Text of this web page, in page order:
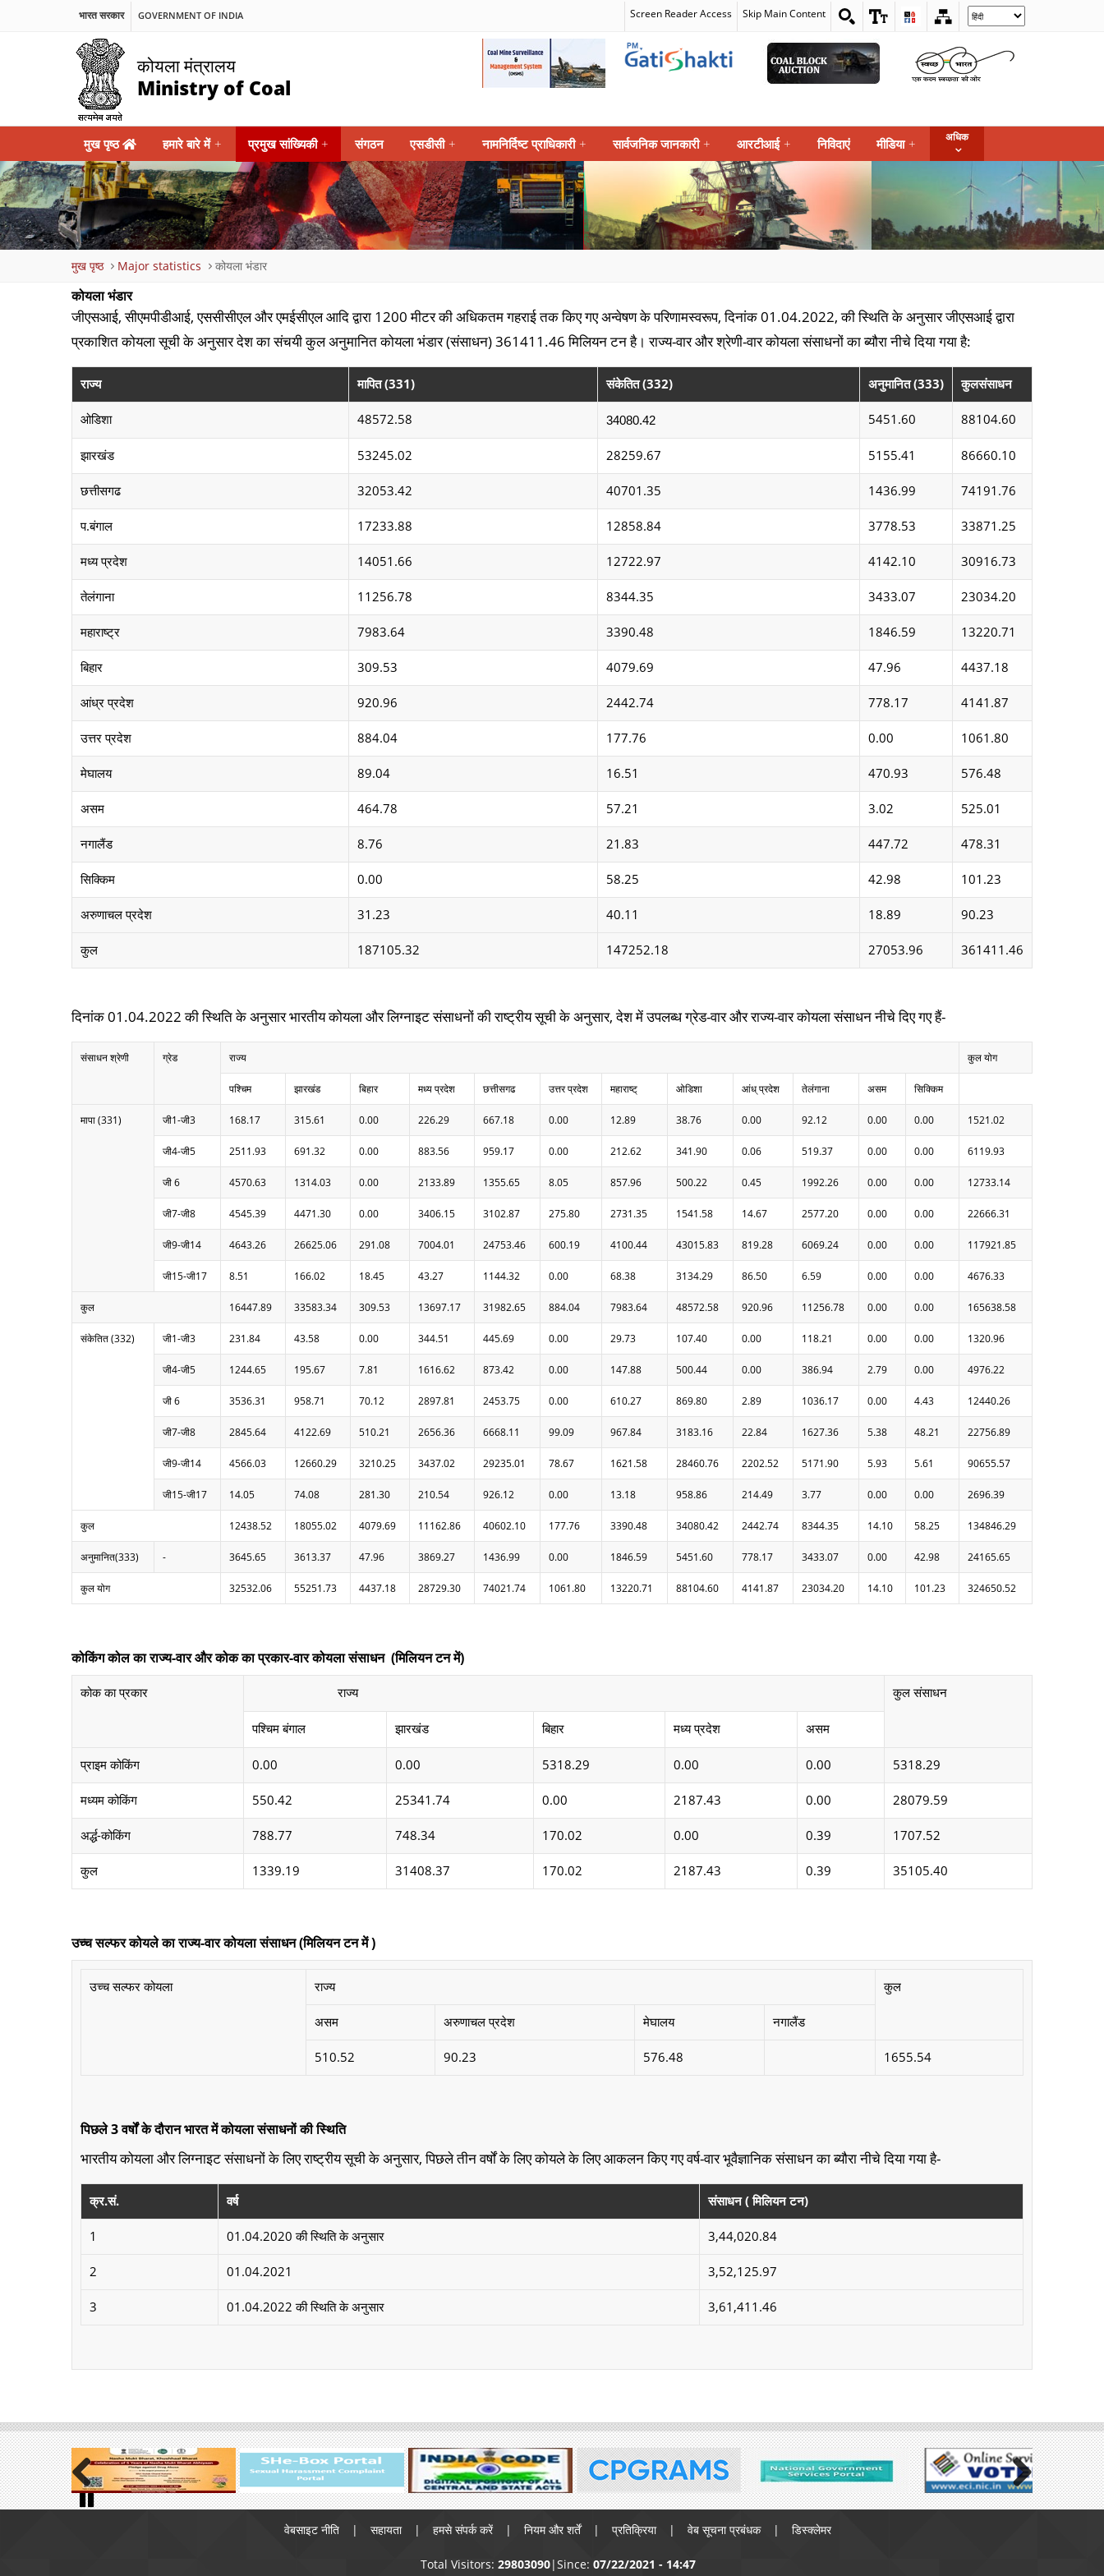
भारत सरकार GOVERNMENT OF INDIA Screen Reader Access Skip Main Content
Select
your
कोयला मंत्रालय
Ministry of Coal
navigation
मुख पृष्ठ हमारे बारे में + प्रमुख सांख्यिकी + संगठन एसडीसी + नामनिर्दिष्ट प्राधिकारी + सार्वजनिक जानकारी + आरटीआई + निविदाएं मीडिया + अधिक
मुख पृष्ठ Major statistics कोयला भंडार
कोयला भंडार
जीएसआई, सीएमपीडीआई, एससीसीएल और एमईसीएल आदि द्वारा 1200 मीटर की अधिकतम गहराई तक किए गए अन्वेषण के परिणामस्वरूप, दिनांक 01.04.2022, की स्थिति के अनुसार जीएसआई द्वारा
प्रकाशित कोयला सूची के अनुसार देश का संचयी कुल अनुमानित कोयला भंडार (संसाधन) 361411.46 मिलियन टन है। राज्य-वार और श्रेणी-वार कोयला संसाधनों का ब्यौरा नीचे दिया गया है:
राज्य मापित (331) संकेतित (332) अनुमानित (333) कुलसंसाधन
कुल 187105.32 147252.18 27053.96 361411.46
ओडिशा 48572.58 34080.42 5451.60 88104.60
झारखंड 53245.02 28259.67 5155.41 86660.10
छत्तीसगढ 32053.42 40701.35 1436.99 74191.76
प.बंगाल 17233.88 12858.84 3778.53 33871.25
मध्य प्रदेश 14051.66 12722.97 4142.10 30916.73
तेलंगाना 11256.78 8344.35 3433.07 23034.20
महाराष्ट्र 7983.64 3390.48 1846.59 13220.71
बिहार 309.53 4079.69 47.96 4437.18
आंध्र प्रदेश 920.96 2442.74 778.17 4141.87
उत्तर प्रदेश 884.04 177.76 0.00 1061.80
मेघालय 89.04 16.51 470.93 576.48
असम 464.78 57.21 3.02 525.01
नगालैंड 8.76 21.83 447.72 478.31
सिक्किम 0.00 58.25 42.98 101.23
अरुणाचल प्रदेश 31.23 40.11 18.89 90.23
दिनांक 01.04.2022 की स्थिति के अनुसार भारतीय कोयला और लिग्नाइट संसाधनों की राष्ट्रीय सूची के अनुसार, देश में उपलब्ध ग्रेड-वार और राज्य-वार कोयला संसाधन नीचे दिए गए हैं-
संसाधन श्रेणी ग्रेड राज्य कुल योग
पश्चिम झारखंड बिहार मध्य प्रदेश छत्तीसगढ उत्तर प्रदेश महाराष्ट् ओडिशा आंध् प्रदेश तेलंगाना असम सिक्किम
मापा (331) जी1-जी3 168.17 315.61 0.00 226.29 667.18 0.00 12.89 38.76 0.00 92.12 0.00 0.00 1521.02
जी4-जी5 2511.93 691.32 0.00 883.56 959.17 0.00 212.62 341.90 0.06 519.37 0.00 0.00 6119.93
जी 6 4570.63 1314.03 0.00 2133.89 1355.65 8.05 857.96 500.22 0.45 1992.26 0.00 0.00 12733.14
जी7-जी8 4545.39 4471.30 0.00 3406.15 3102.87 275.80 2731.35 1541.58 14.67 2577.20 0.00 0.00 22666.31
जी9-जी14 4643.26 26625.06 291.08 7004.01 24753.46 600.19 4100.44 43015.83 819.28 6069.24 0.00 0.00 117921.85
जी15-जी17 8.51 166.02 18.45 43.27 1144.32 0.00 68.38 3134.29 86.50 6.59 0.00 0.00 4676.33
कुल 16447.89 33583.34 309.53 13697.17 31982.65 884.04 7983.64 48572.58 920.96 11256.78 0.00 0.00 165638.58
संकेतित (332) जी1-जी3 231.84 43.58 0.00 344.51 445.69 0.00 29.73 107.40 0.00 118.21 0.00 0.00 1320.96
जी4-जी5 1244.65 195.67 7.81 1616.62 873.42 0.00 147.88 500.44 0.00 386.94 2.79 0.00 4976.22
जी 6 3536.31 958.71 70.12 2897.81 2453.75 0.00 610.27 869.80 2.89 1036.17 0.00 4.43 12440.26
जी7-जी8 2845.64 4122.69 510.21 2656.36 6668.11 99.09 967.84 3183.16 22.84 1627.36 5.38 48.21 22756.89
जी9-जी14 4566.03 12660.29 3210.25 3437.02 29235.01 78.67 1621.58 28460.76 2202.52 5171.90 5.93 5.61 90655.57
जी15-जी17 14.05 74.08 281.30 210.54 926.12 0.00 13.18 958.86 214.49 3.77 0.00 0.00 2696.39
कुल 12438.52 18055.02 4079.69 11162.86 40602.10 177.76 3390.48 34080.42 2442.74 8344.35 14.10 58.25 134846.29
अनुमानित(333) - 3645.65 3613.37 47.96 3869.27 1436.99 0.00 1846.59 5451.60 778.17 3433.07 0.00 42.98 24165.65
कुल योग 32532.06 55251.73 4437.18 28729.30 74021.74 1061.80 13220.71 88104.60 4141.87 23034.20 14.10 101.23 324650.52
कोकिंग कोल का राज्य-वार और कोक का प्रकार-वार कोयला संसाधन (मिलियन टन में)
कोक का प्रकार राज्य कुल संसाधन
पश्चिम बंगाल झारखंड बिहार मध्य प्रदेश असम
प्राइम कोकिंग 0.00 0.00 5318.29 0.00 0.00 5318.29
मध्यम कोकिंग 550.42 25341.74 0.00 2187.43 0.00 28079.59
अर्द्ध-कोकिंग 788.77 748.34 170.02 0.00 0.39 1707.52
कुल 1339.19 31408.37 170.02 2187.43 0.39 35105.40
उच्च सल्फर कोयले का राज्य-वार कोयला संसाधन (मिलियन टन में )
उच्च सल्फर कोयला राज्य कुल
असम अरुणाचल प्रदेश मेघालय नगालैंड
510.52 90.23 576.48 1655.54
पिछले 3 वर्षों के दौरान भारत में कोयला संसाधनों की स्थिति
भारतीय कोयला और लिग्नाइट संसाधनों के लिए राष्ट्रीय सूची के अनुसार, पिछले तीन वर्षों के लिए कोयले के लिए आकलन किए गए वर्ष-वार भूवैज्ञानिक संसाधन का ब्यौरा नीचे दिया गया है-
क्र.सं. वर्ष संसाधन ( मिलियन टन)
1 01.04.2020 की स्थिति के अनुसार 3,44,020.84
2 01.04.2021 3,52,125.97
3 01.04.2022 की स्थिति के अनुसार 3,61,411.46
Previous
Next
menuवेबसाइट नीति सहायता हमसे संपर्क करें नियम और शर्तें प्रतिक्रिया वेब सूचना प्रबंधक डिस्क्लेमर
Total Visitors: 29803090 Since: 07/22/2021 - 14:47